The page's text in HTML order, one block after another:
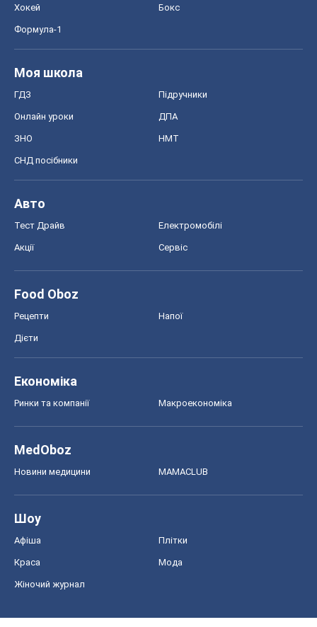
Хокей Бокс
Формула-1
Моя школа
ГДЗ Підручники
Онлайн уроки ДПА
ЗНО НМТ
СНД посібники
Авто
Тест Драйв Електромобілі
Акції Сервіс
Food Oboz
Рецепти Напої
Дієти
Економіка
Ринки та компанії Макроекономіка
MedOboz
Новини медицини MAMACLUB
Шоу
Афіша Плітки
Краса Мода
Жіночий журнал